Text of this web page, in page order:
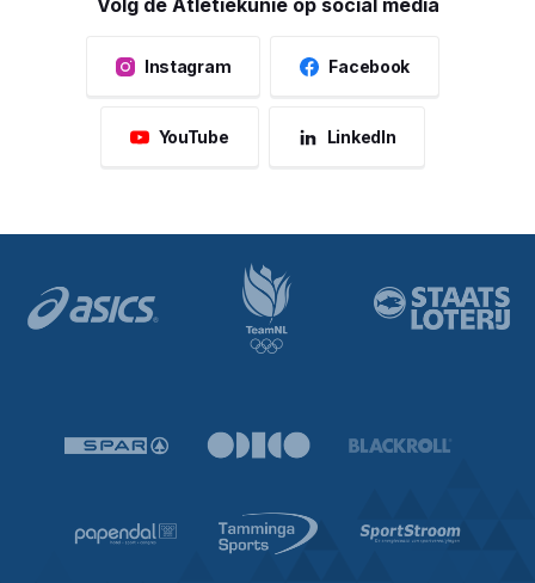
Volg de Atletiekunie op social media
Instagram Facebook
YouTube LinkedIn